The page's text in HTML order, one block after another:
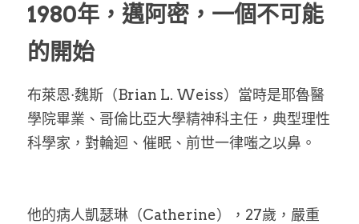
頌缽及量子觸療
塔羅示現
預約各項服務
前世今生工作坊
元辰宮工作坊
解夢與清醒夢工作坊
工作坊報名
NGH催眠師證照班
真知催眠(TKH)
催眠師進修班
證照班報名
免費講座
認識催眠
一個小時理解催眠
各式文章
好評回饋
官方LINE
1980年，邁阿密，一個不可能
的開始
布萊恩·魏斯（Brian L. Weiss）當時是耶魯醫
學院畢業、哥倫比亞大學精神科主任，典型理性
科學家，對輪迴、催眠、前世一律嗤之以鼻。
他的病人凱瑟琳（Catherine），27歲，嚴重